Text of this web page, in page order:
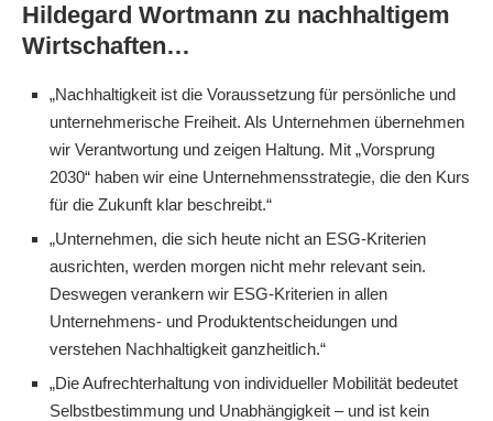
Hildegard Wortmann zu nachhaltigem
Wirtschaften…
„Nachhaltigkeit ist die Voraussetzung für persönliche und
unternehmerische Freiheit. Als Unternehmen übernehmen
wir Verantwortung und zeigen Haltung. Mit „Vorsprung
2030“ haben wir eine Unternehmensstrategie, die den Kurs
für die Zukunft klar beschreibt.“
„Unternehmen, die sich heute nicht an ESG-Kriterien
ausrichten, werden morgen nicht mehr relevant sein.
Deswegen verankern wir ESG-Kriterien in allen
Unternehmens- und Produktentscheidungen und
verstehen Nachhaltigkeit ganzheitlich.“
„Die Aufrechterhaltung von individueller Mobilität bedeutet
Selbstbestimmung und Unabhängigkeit – und ist kein